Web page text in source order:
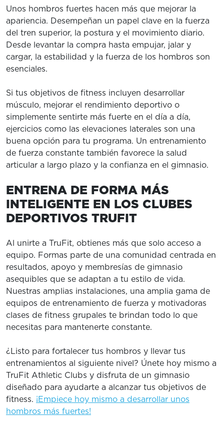
Unos hombros fuertes hacen más que mejorar la
apariencia. Desempeñan un papel clave en la fuerza
del tren superior, la postura y el movimiento diario.
Desde levantar la compra hasta empujar, jalar y
cargar, la estabilidad y la fuerza de los hombros son
esenciales.
Si tus objetivos de fitness incluyen desarrollar
músculo, mejorar el rendimiento deportivo o
simplemente sentirte más fuerte en el día a día,
ejercicios como las elevaciones laterales son una
buena opción para tu programa. Un entrenamiento
de fuerza constante también favorece la salud
articular a largo plazo y la confianza en el gimnasio.
ENTRENA DE FORMA MÁS
INTELIGENTE EN LOS CLUBES
DEPORTIVOS TRUFIT
Al unirte a TruFit, obtienes más que solo acceso a
equipo. Formas parte de una comunidad centrada en
resultados, apoyo y membresías de gimnasio
asequibles que se adaptan a tu estilo de vida.
Nuestras amplias instalaciones, una amplia gama de
equipos de entrenamiento de fuerza y ​​motivadoras
clases de fitness grupales te brindan todo lo que
necesitas para mantenerte constante.
¿Listo para fortalecer tus hombros y llevar tus
entrenamientos al siguiente nivel? Únete hoy mismo a
TruFit Athletic Clubs y disfruta de un gimnasio
diseñado para ayudarte a alcanzar tus objetivos de
fitness. ¡Empiece hoy mismo a desarrollar unos
hombros más fuertes!